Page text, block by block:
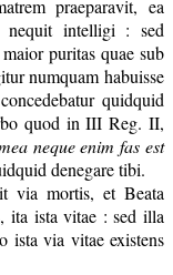
praeparavit, ea
nequit intelligi : sed
puritas quae sub
numquam habuisse
quidquid
quod in III Reg. II,
neque enim fas est
denegare tibi.
via mortis, et Beata
ita ista vitae : sed illa
ista via vitae existens